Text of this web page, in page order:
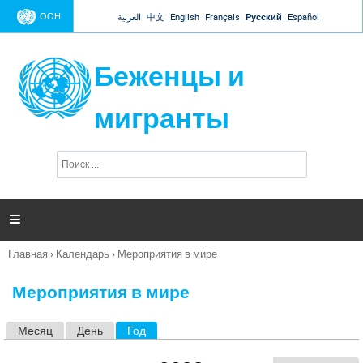
Jump to navigation
ООН العربية 中文 English Français Русский Español
Беженцы и
мигранты
п
и

Вы
Главная › Календарь › Мероприятия в мире
Мероприятия в мире
Месяц День Год